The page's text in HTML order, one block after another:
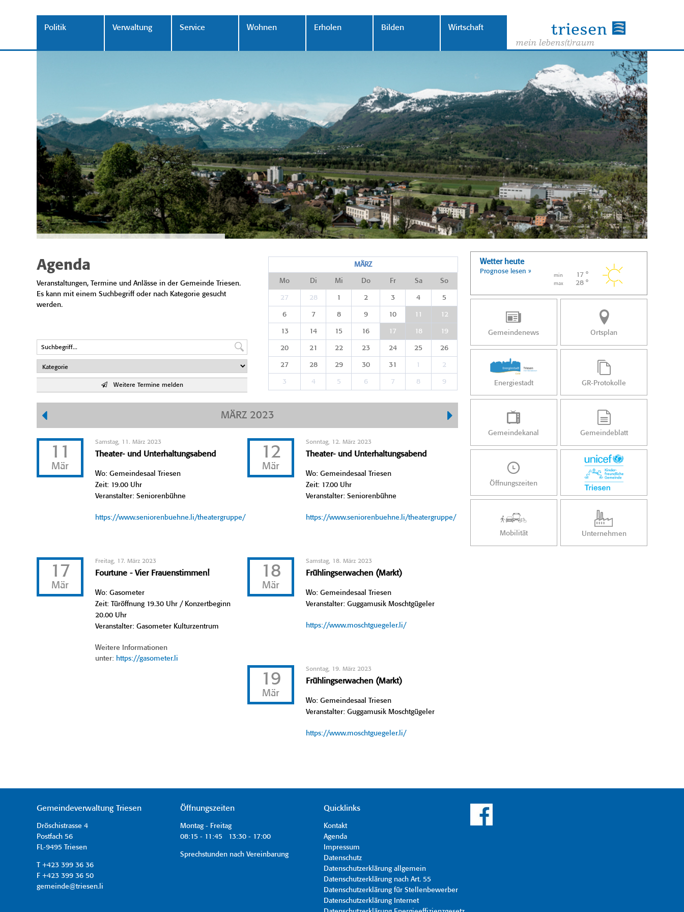
Politik Verwaltung Service Wohnen Erholen Bilden Wirtschaft
Agenda
Veranstaltungen, Termine und Anlässe in der Gemeinde Triesen.
Es kann mit einem Suchbegriff oder nach Kategorie gesucht
werden.
Weitere Termine melden
MÄRZ
Mo Di Mi Do Fr Sa So
27 28 1 2 3 4 5
6 7 8 9 10 11 12
13 14 15 16 17 18 19
20 21 22 23 24 25 26
27 28 29 30 31 1 2
3 4 5 6 7 8 9
MÄRZ 2023
11
Mär
Samstag, 11. März 2023
Theater- und Unterhaltungsabend
Wo: Gemeindesaal Triesen
Zeit: 19.00 Uhr
Veranstalter: Seniorenbühne
https://www.seniorenbuehne.li/theatergruppe/
12
Mär
Sonntag, 12. März 2023
Theater- und Unterhaltungsabend
Wo: Gemeindesaal Triesen
Zeit: 17.00 Uhr
Veranstalter: Seniorenbühne
https://www.seniorenbuehne.li/theatergruppe/
17
Mär
Freitag, 17. März 2023
Fourtune - Vier Frauenstimmen!
Wo: Gasometer
Zeit: Türöffnung 19.30 Uhr / Konzertbeginn
20.00 Uhr
Veranstalter: Gasometer Kulturzentrum
Weitere Informationen
unter: https://gasometer.li
18
Mär
Samstag, 18. März 2023
Frühlingserwachen (Markt)
Wo: Gemeindesaal Triesen
Veranstalter: Guggamusik Moschtgügeler
https://www.moschtguegeler.li/
19
Mär
Sonntag, 19. März 2023
Frühlingserwachen (Markt)
Wo: Gemeindesaal Triesen
Veranstalter: Guggamusik Moschtgügeler
https://www.moschtguegeler.li/
Wetter heute
Prognose lesen »
min 17 °
max 28 °
Gemeindenews Ortsplan
Energiestadt GR-Protokolle
Gemeindekanal Gemeindeblatt
Öffnungszeiten
Mobilität Unternehmen
Gemeindeverwaltung Triesen
Dröschistrasse 4
Postfach 56
FL-9495 Triesen
T +423 399 36 36
F +423 399 36 50
gemeinde@triesen.li
Öffnungszeiten
Montag - Freitag
08:15 - 11:45 13:30 - 17:00
Sprechstunden nach Vereinbarung
Quicklinks
Kontakt
Agenda
Impressum
Datenschutz
Datenschutzerklärung allgemein
Datenschutzerklärung nach Art. 55
Datenschutzerklärung für Stellenbewerber
Datenschutzerklärung Internet